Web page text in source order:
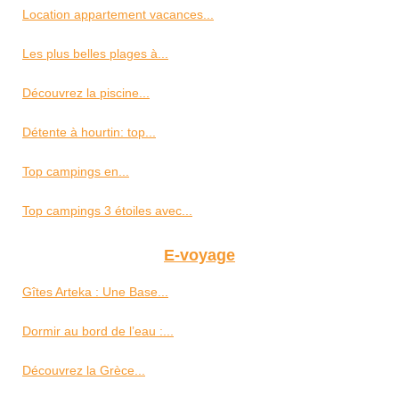
Location appartement vacances...
Les plus belles plages à...
Découvrez la piscine...
Détente à hourtin: top...
Top campings en...
Top campings 3 étoiles avec...
E-voyage
Gîtes Arteka : Une Base...
Dormir au bord de l’eau :...
Découvrez la Grèce...